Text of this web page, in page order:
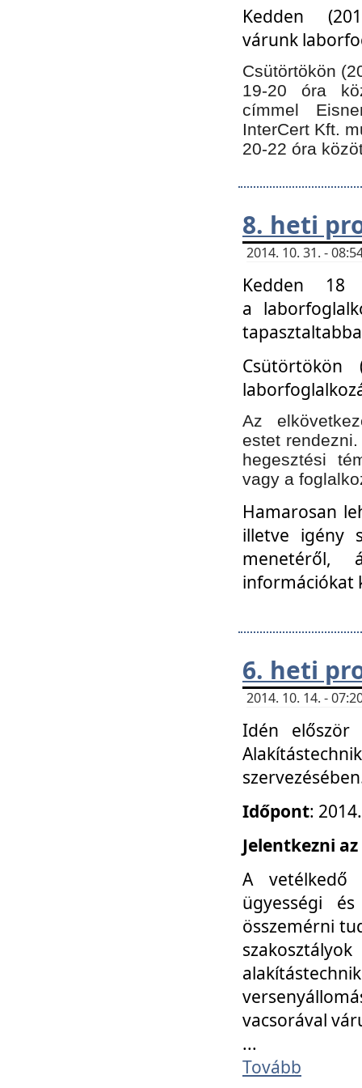
Kedden
várunk
Csütörtökön
19-20 óra
címmel
InterCert Kft.
20-22 óra
8. heti
2014. 10. 31. -
Kedden 18
a
Az
estet
hegesztési
vagy a
Hamarosan
illetve igény
menetéről,
információkat
6. heti
2014. 10. 14. -
Idén
Időpont:
Jelentkezni az
A vetélkedő
ügyességi
összemérni
vacsorával
...
Tovább